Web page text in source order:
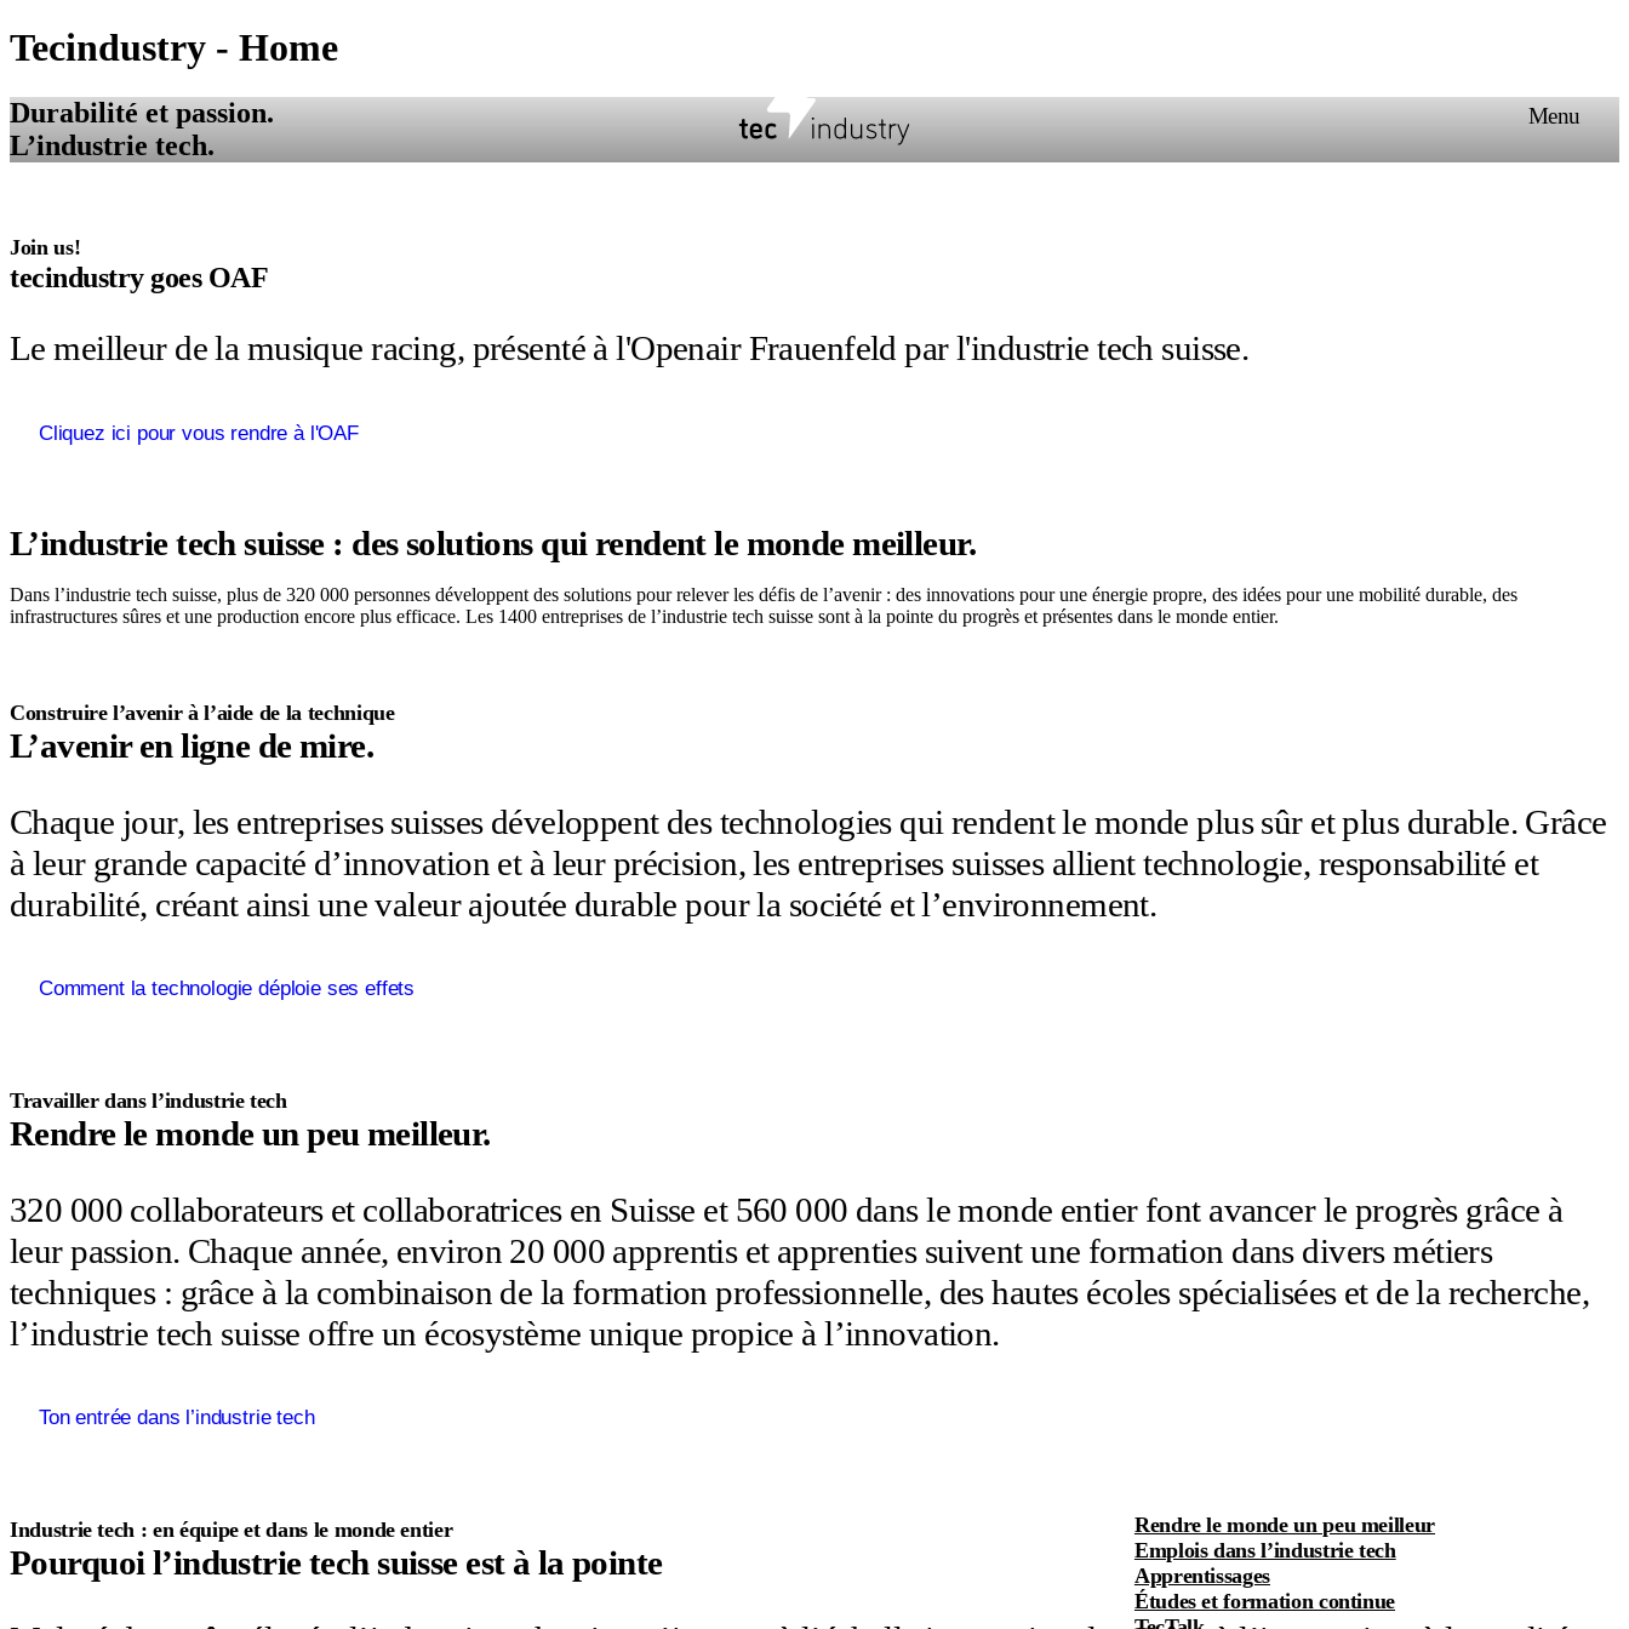
Menu
Tecindustry - Home
Durabilité et passion.
L’industrie tech.
Join us!
tecindustry goes OAF
Le meilleur de la musique racing, présenté à l'Openair Frauenfeld par l'industrie tech suisse.
Cliquez ici pour vous rendre à l'OAF
L’industrie tech suisse : des solutions qui rendent le monde meilleur.
Dans l’industrie tech suisse, plus de 320 000 personnes développent des solutions pour relever les défis de l’avenir : des innovations pour une énergie propre, des idées pour une mobilité durable, des
infrastructures sûres et une production encore plus efficace. Les 1400 entreprises de l’industrie tech suisse sont à la pointe du progrès et présentes dans le monde entier.
Construire l’avenir à l’aide de la technique
L’avenir en ligne de mire.
Chaque jour, les entreprises suisses développent des technologies qui rendent le monde plus sûr et plus durable. Grâce
à leur grande capacité d’innovation et à leur précision, les entreprises suisses allient technologie, responsabilité et
durabilité, créant ainsi une valeur ajoutée durable pour la société et l’environnement.
Comment la technologie déploie ses effets
Travailler dans l’industrie tech
Rendre le monde un peu meilleur.
320 000 collaborateurs et collaboratrices en Suisse et 560 000 dans le monde entier font avancer le progrès grâce à
leur passion. Chaque année, environ 20 000 apprentis et apprenties suivent une formation dans divers métiers
techniques : grâce à la combinaison de la formation professionnelle, des hautes écoles spécialisées et de la recherche,
l’industrie tech suisse offre un écosystème unique propice à l’innovation.
Ton entrée dans l’industrie tech
Industrie tech : en équipe et dans le monde entier
Pourquoi l’industrie tech suisse est à la pointe
Rendre le monde un peu meilleur
Emplois dans l’industrie tech
Apprentissages
Études et formation continue